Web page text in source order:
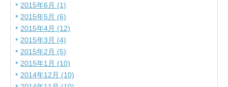
2015年6月 (1)
2015年5月 (6)
2015年4月 (12)
2015年3月 (4)
2015年2月 (5)
2015年1月 (10)
2014年12月 (10)